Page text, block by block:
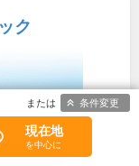
ク
現在地
条件変更